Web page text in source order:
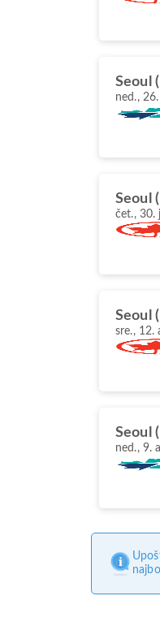
Seoul
ned.,
Seoul
čet., 30.
Seoul
sre., 12.
Seoul
ned., 9.